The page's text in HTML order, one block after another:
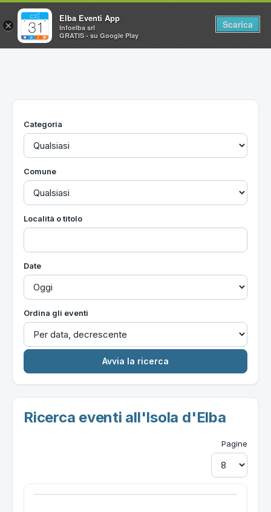
Home
Utilità
Categoria
Comune
Località o titolo
Date
Ordina gli eventi
Ricerca eventi all'Isola d'Elba
Pagine
×
Elba Eventi App
Infoelba srl
GRATIS - su Google Play
Scarica